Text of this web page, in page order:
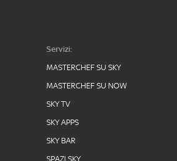
Servizi:
MASTERCHEF SU SKY
MASTERCHEF SU NOW
SKY TV
SKY APPS
SKY BAR
SPAZI SKY